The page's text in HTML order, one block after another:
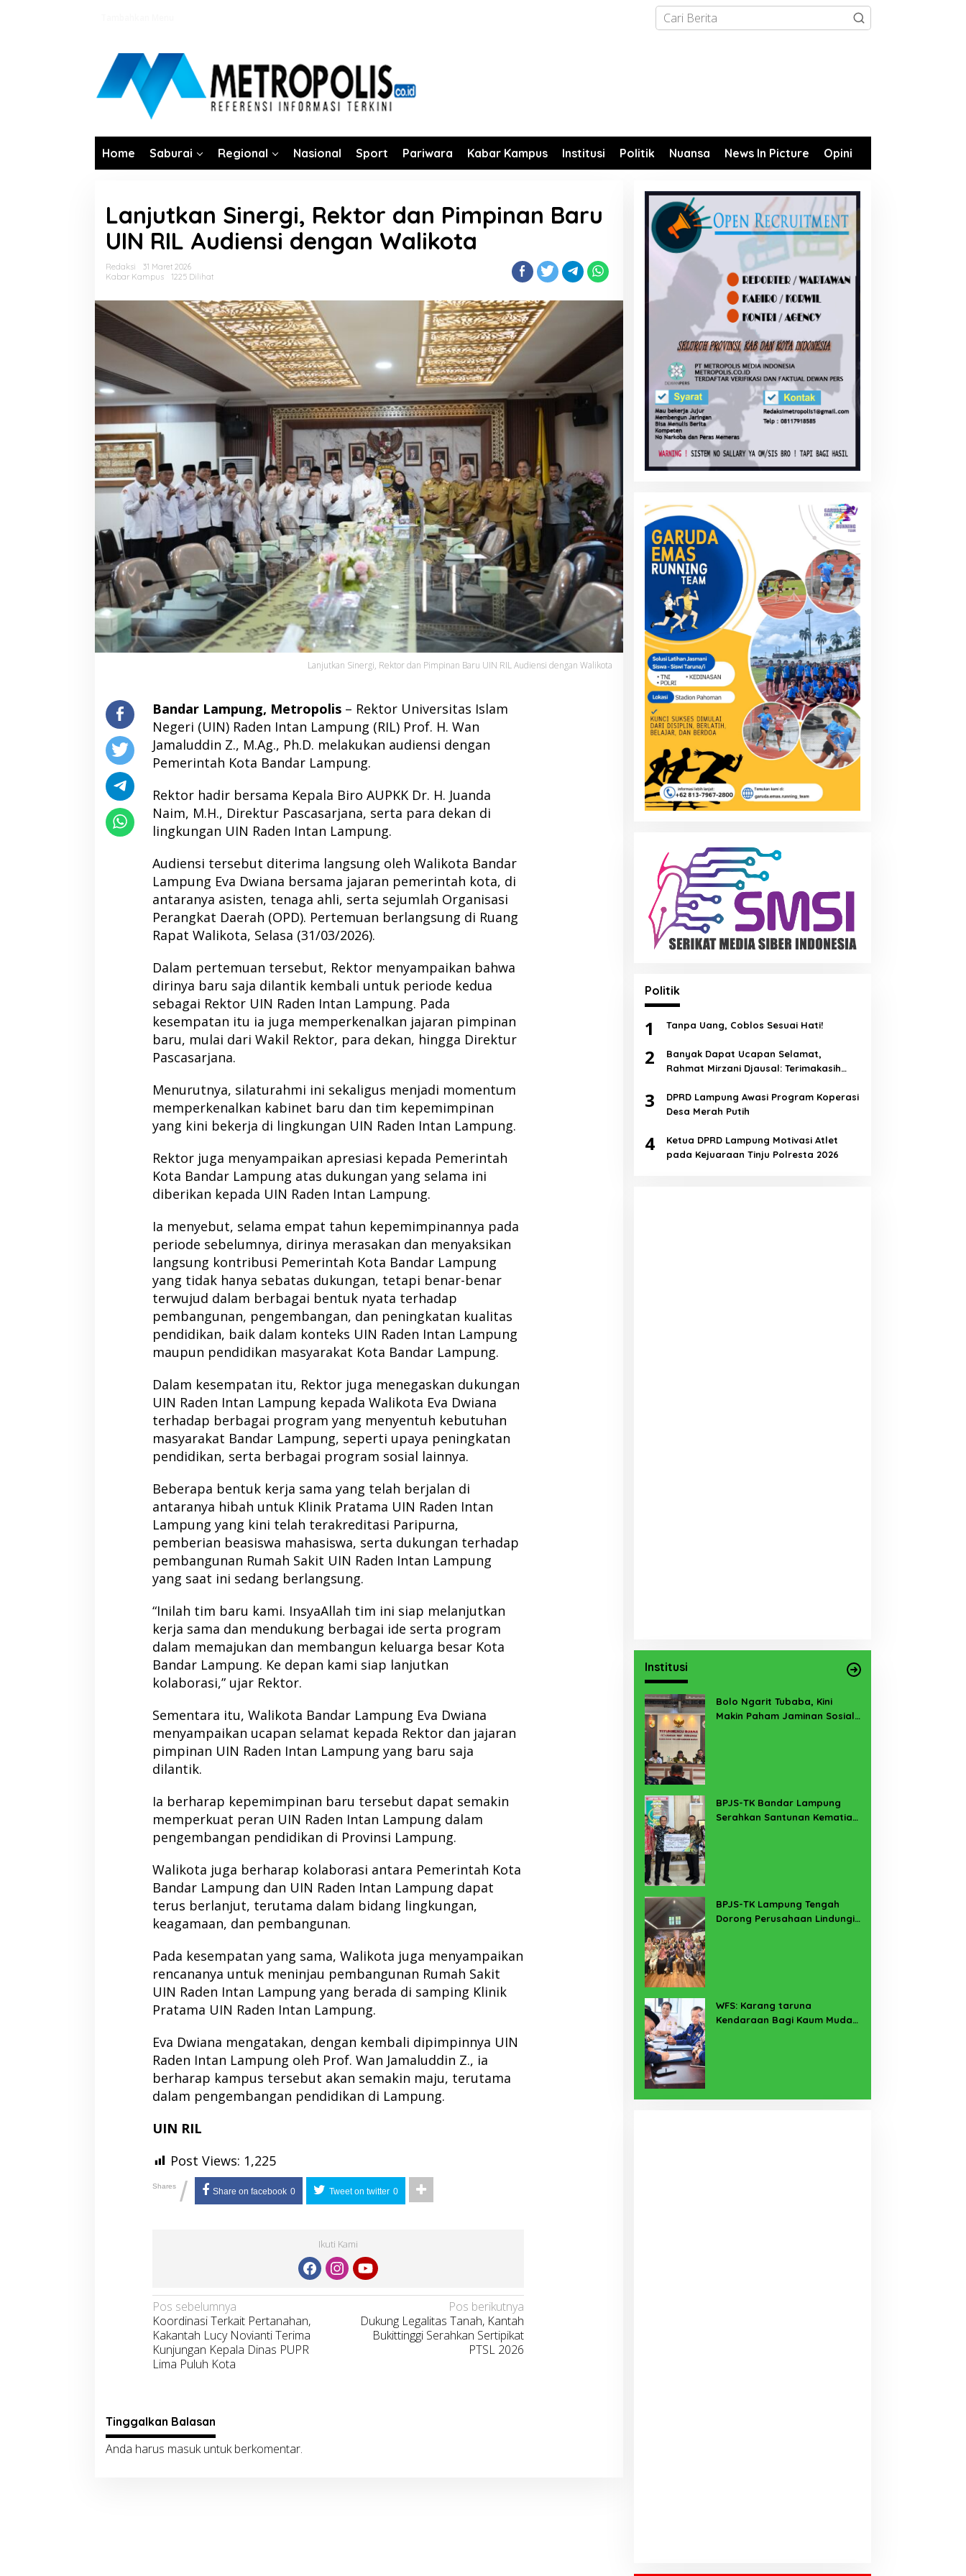
Home Saburai Regional Nasional Sport Pariwara Kabar Kampus Institusi Politik Nuansa News In Picture Opini
Lanjutkan Sinergi, Rektor dan Pimpinan Baru
UIN RIL Audiensi dengan Walikota
Redaksi
31 Maret 2026
Kabar Kampus
1225 Dilihat
Lanjutkan Sinergi, Rektor dan Pimpinan Baru UIN RIL Audiensi dengan Walikota
Bandar Lampung, Metropolis – Rektor Universitas Islam
Negeri (UIN) Raden Intan Lampung (RIL) Prof. H. Wan
Jamaluddin Z., M.Ag., Ph.D. melakukan audiensi dengan
Pemerintah Kota Bandar Lampung.
Rektor hadir bersama Kepala Biro AUPKK Dr. H. Juanda
Naim, M.H., Direktur Pascasarjana, serta para dekan di
lingkungan UIN Raden Intan Lampung.
Audiensi tersebut diterima langsung oleh Walikota Bandar
Lampung Eva Dwiana bersama jajaran pemerintah kota, di
antaranya asisten, tenaga ahli, serta sejumlah Organisasi
Perangkat Daerah (OPD). Pertemuan berlangsung di Ruang
Rapat Walikota, Selasa (31/03/2026).
Dalam pertemuan tersebut, Rektor menyampaikan bahwa
dirinya baru saja dilantik kembali untuk periode kedua
sebagai Rektor UIN Raden Intan Lampung. Pada
kesempatan itu ia juga memperkenalkan jajaran pimpinan
baru, mulai dari Wakil Rektor, para dekan, hingga Direktur
Pascasarjana.
Menurutnya, silaturahmi ini sekaligus menjadi momentum
memperkenalkan kabinet baru dan tim kepemimpinan
yang kini bekerja di lingkungan UIN Raden Intan Lampung.
Rektor juga menyampaikan apresiasi kepada Pemerintah
Kota Bandar Lampung atas dukungan yang selama ini
diberikan kepada UIN Raden Intan Lampung.
Ia menyebut, selama empat tahun kepemimpinannya pada
periode sebelumnya, dirinya merasakan dan menyaksikan
langsung kontribusi Pemerintah Kota Bandar Lampung
yang tidak hanya sebatas dukungan, tetapi benar-benar
terwujud dalam berbagai bentuk nyata terhadap
pembangunan, pengembangan, dan peningkatan kualitas
pendidikan, baik dalam konteks UIN Raden Intan Lampung
maupun pendidikan masyarakat Kota Bandar Lampung.
Dalam kesempatan itu, Rektor juga menegaskan dukungan
UIN Raden Intan Lampung kepada Walikota Eva Dwiana
terhadap berbagai program yang menyentuh kebutuhan
masyarakat Bandar Lampung, seperti upaya peningkatan
pendidikan, serta berbagai program sosial lainnya.
Beberapa bentuk kerja sama yang telah berjalan di
antaranya hibah untuk Klinik Pratama UIN Raden Intan
Lampung yang kini telah terakreditasi Paripurna,
pemberian beasiswa mahasiswa, serta dukungan terhadap
pembangunan Rumah Sakit UIN Raden Intan Lampung
yang saat ini sedang berlangsung.
“Inilah tim baru kami. InsyaAllah tim ini siap melanjutkan
kerja sama dan mendukung berbagai ide serta program
dalam memajukan dan membangun keluarga besar Kota
Bandar Lampung. Ke depan kami siap lanjutkan
kolaborasi,” ujar Rektor.
Sementara itu, Walikota Bandar Lampung Eva Dwiana
menyampaikan ucapan selamat kepada Rektor dan jajaran
pimpinan UIN Raden Intan Lampung yang baru saja
dilantik.
Ia berharap kepemimpinan baru tersebut dapat semakin
memperkuat peran UIN Raden Intan Lampung dalam
pengembangan pendidikan di Provinsi Lampung.
Walikota juga berharap kolaborasi antara Pemerintah Kota
Bandar Lampung dan UIN Raden Intan Lampung dapat
terus berlanjut, terutama dalam bidang lingkungan,
keagamaan, dan pembangunan.
Pada kesempatan yang sama, Walikota juga menyampaikan
rencananya untuk meninjau pembangunan Rumah Sakit
UIN Raden Intan Lampung yang berada di samping Klinik
Pratama UIN Raden Intan Lampung.
Eva Dwiana mengatakan, dengan kembali dipimpinnya UIN
Raden Intan Lampung oleh Prof. Wan Jamaluddin Z., ia
berharap kampus tersebut akan semakin maju, terutama
dalam pengembangan pendidikan di Lampung.
UIN RIL
Post Views: 1,225
Shares / Share on facebook 0 Tweet on twitter 0
Ikuti Kami
Navigasi
pos
Pos sebelumnya
Koordinasi Terkait Pertanahan,
Kakantah Lucy Novianti Terima
Kunjungan Kepala Dinas PUPR
Lima Puluh Kota
Pos berikutnya
Dukung Legalitas Tanah, Kantah
Bukittinggi Serahkan Sertipikat
PTSL 2026
Tinggalkan Balasan
Anda harus masukuntuk berkomentar.
Politik
1 Tanpa Uang, Coblos Sesuai Hati!
2
Banyak Dapat Ucapan Selamat,
Rahmat Mirzani Djausal: Terimakasih
3
DPRD Lampung Awasi Program Koperasi
Desa Merah Putih
4
Ketua DPRD Lampung Motivasi Atlet
pada Kejuaraan Tinju Polresta 2026
Institusi
Bolo Ngarit Tubaba, Kini
Makin Paham Jaminan Sosial
BPJS-TK Bandar Lampung
Serahkan Santunan Kematian
BPJS-TK Lampung Tengah
Dorong Perusahaan Lindungi
WFS: Karang taruna
Kendaraan Bagi Kaum Muda